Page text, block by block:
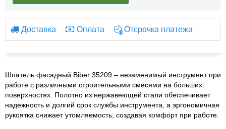
Доставка Оплата Отсрочка платежа
Шпатель фасадный Biber 35209 – незаменимый инструмент при
работе с различными строительными смесями на больших
поверхностях. Полотно из нержавеющей стали обеспечивает
надежность и долгий срок службы инструмента, а эргономичная
рукоятка снижает утомляемость, создавая комфорт при работе.